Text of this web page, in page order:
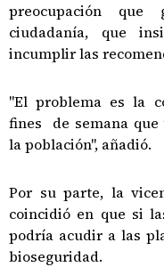
preocupación
ciudadanía, que
incumplir las
"El problema es la
fines de semana que
la población", añadió.
Por su parte, la
coincidió en que si
podría acudir a las
bioseguridad.